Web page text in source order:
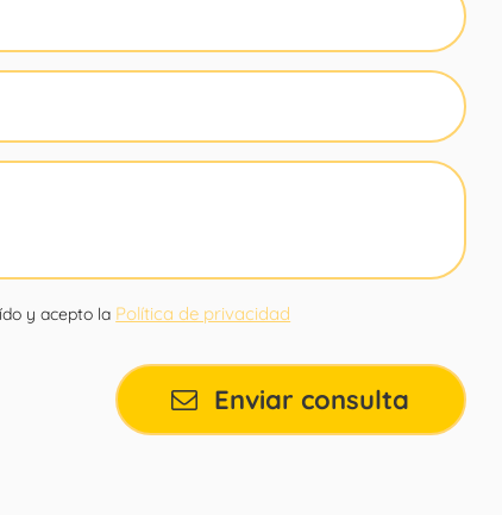
y acepto la Política de privacidad
Enviar consulta